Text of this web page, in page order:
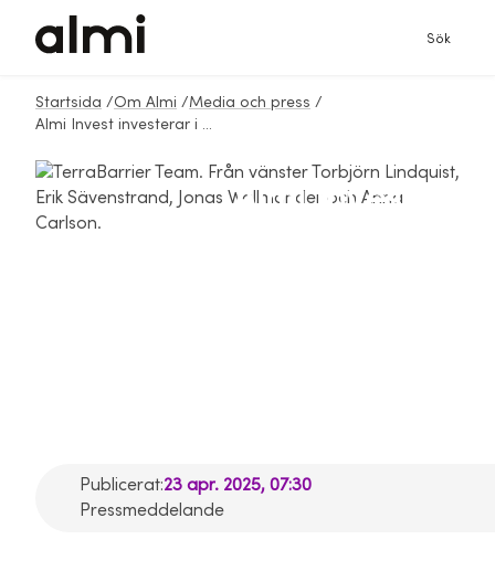
Sök
Startsida /Om Almi /Media och press /
Almi Invest investerar i TerraBarrier – ny teknik för hållbar industri
Almi Invest
Publicerat:23 apr. 2025, 07:30
Pressmeddelande